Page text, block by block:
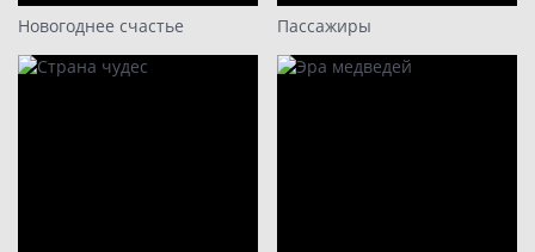
Новогоднее счастье Пассажиры